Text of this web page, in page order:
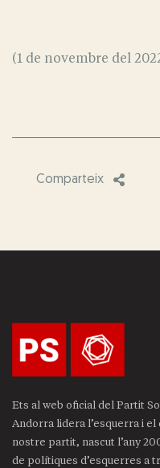
(1 de novembre del
Comparteix
Ets al web oficial del Partit
Andorra lidera l’esquerra i
nostre partit, nascut l’any
de polítiques d’esquerres a